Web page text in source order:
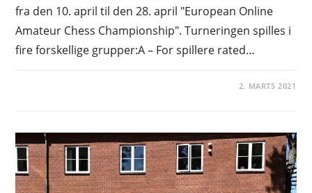
fra den 10. april til den 28. april "European Online
Amateur Chess Championship". Turneringen spilles i
fire forskellige grupper:A – For spillere rated…
2. MARTS 2021